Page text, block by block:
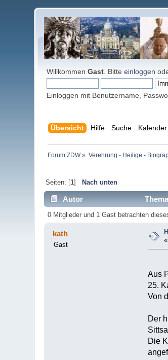
WillkommenGast . Bitteeinloggen
Einloggen mit Benutzername,
Übersicht Hilfe Suche Kalender
Forum ZDW» Verehrung - Heilige -
Seiten: [1] Nach unten
Autor
0 Mitglieder und 1 Gast betrachten
kath
Gast
Aus
25.
Von
Der
Die